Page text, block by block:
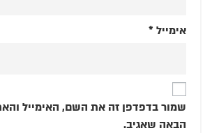
אימייל *
שמור בדפדפן זה את השם, האימייל
הבאה שאגיב.